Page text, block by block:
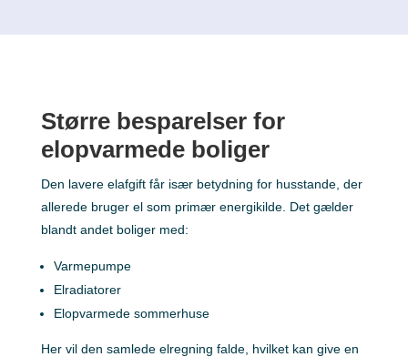
Større besparelser for
elopvarmede boliger
Den lavere elafgift får især betydning for husstande, der
allerede bruger el som primær energikilde. Det gælder
blandt andet boliger med:
Varmepumpe
Elradiatorer
Elopvarmede sommerhuse
Her vil den samlede elregning falde, hvilket kan give en